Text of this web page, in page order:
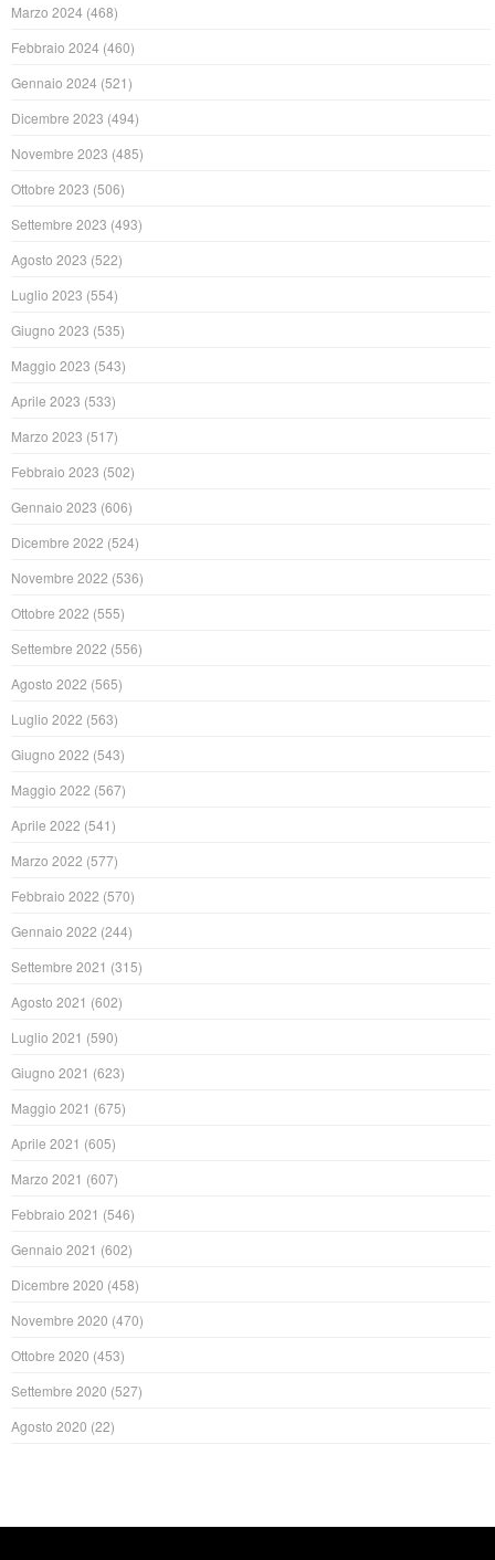
Marzo 2024 (468)
Febbraio 2024 (460)
Gennaio 2024 (521)
Dicembre 2023 (494)
Novembre 2023 (485)
Ottobre 2023 (506)
Settembre 2023 (493)
Agosto 2023 (522)
Luglio 2023 (554)
Giugno 2023 (535)
Maggio 2023 (543)
Aprile 2023 (533)
Marzo 2023 (517)
Febbraio 2023 (502)
Gennaio 2023 (606)
Dicembre 2022 (524)
Novembre 2022 (536)
Ottobre 2022 (555)
Settembre 2022 (556)
Agosto 2022 (565)
Luglio 2022 (563)
Giugno 2022 (543)
Maggio 2022 (567)
Aprile 2022 (541)
Marzo 2022 (577)
Febbraio 2022 (570)
Gennaio 2022 (244)
Settembre 2021 (315)
Agosto 2021 (602)
Luglio 2021 (590)
Giugno 2021 (623)
Maggio 2021 (675)
Aprile 2021 (605)
Marzo 2021 (607)
Febbraio 2021 (546)
Gennaio 2021 (602)
Dicembre 2020 (458)
Novembre 2020 (470)
Ottobre 2020 (453)
Settembre 2020 (527)
Agosto 2020 (22)